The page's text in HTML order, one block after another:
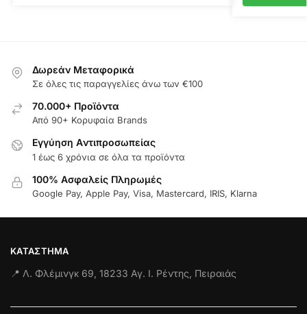
Δωρεάν Μεταφορικά
Σε όλες τις παραγγελίες άνω των €100
70.000+ Προϊόντα
Από 90+ Κορυφαία Brands
Εγγύηση Aντιπροσωπείας
1 έως 6 χρόνια σε όλα τα προϊόντα
100% Ασφαλείς Πληρωμές
Google Pay, Apple Pay, Visa, Mastercard, IRIS, Klarna
ΚΑΤΆΣΤΗΜΑ
📍 Λ. Φλέμινγκ 69, 18233 Αγ. Ι. Ρέντης, Πειραιάς